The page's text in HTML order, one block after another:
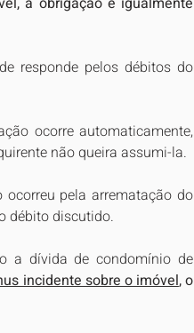
responde pelos débitos do
ocorre automaticamente,
não queira assumi-la.
pela arrematação do
débito discutido.
a dívida de condomínio de
incidente sobre o imóvel, o